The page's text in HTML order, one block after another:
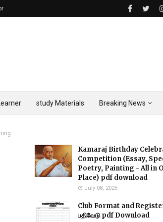
study Materials Breaking News
Kamaraj Birthday
Competition (Essay,
Poetry, Painting - All in
Place) pdf download
July 08, 2025
Club Format and
பதிவேடு pdf Download